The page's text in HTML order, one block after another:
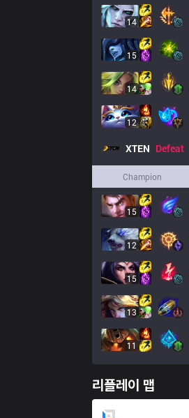
14
15
14
12
XTEN Defeat
Champion
15
12
15
13
11
리플레이 맵